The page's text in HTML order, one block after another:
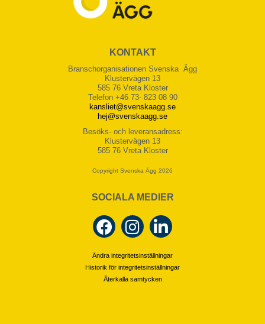
KONTAKT
Branschorganisationen Svenska Ägg
Klustervägen 13
585 76 Vreta Kloster
Telefon +46 73- 823 08 90
kansliet@svenskaagg.se
hej@svenskaagg.se
Besöks- och leveransadress:
Klustervägen 13
585 76 Vreta Kloster
Copyright Svenska Ägg 2026
SOCIALA MEDIER
Ändra integritetsinställningar
Historik för integritetsinställningar
Återkalla samtycken